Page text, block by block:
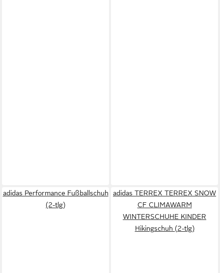
adidas Performance Fußballschuh
(2-tlg)
adidas TERREX TERREX SNOW
CF CLIMAWARM
WINTERSCHUHE KINDER
Hikingschuh (2-tlg)